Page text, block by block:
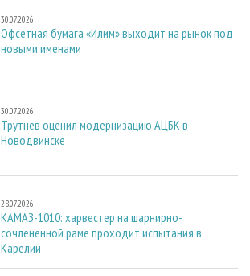
30.07.2026
Офсетная бумага «Илим» выходит на рынок под
новыми именами
30.07.2026
Трутнев оценил модернизацию АЦБК в
Новодвинске
28.07.2026
КАМАЗ-1010: харвестер на шарнирно-
сочлененной раме проходит испытания в
Карелии